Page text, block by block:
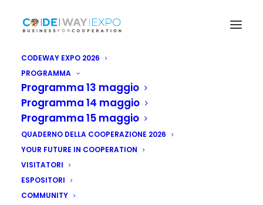
CODEWAY EXPO 2026
PROGRAMMA
Programma 13 maggio
Programma 14 maggio
Programma 15 maggio
QUADERNO DELLA COOPERAZIONE 2026
YOUR FUTURE IN COOPERATION
VISITATORI
ESPOSITORI
COMMUNITY